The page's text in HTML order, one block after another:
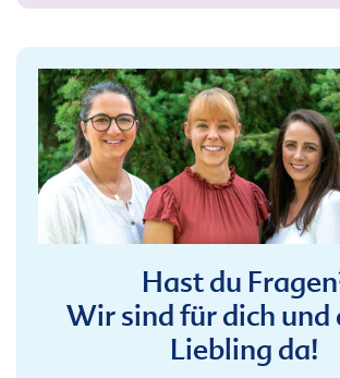
Hast du
Wir sind für dich und
Liebling da!